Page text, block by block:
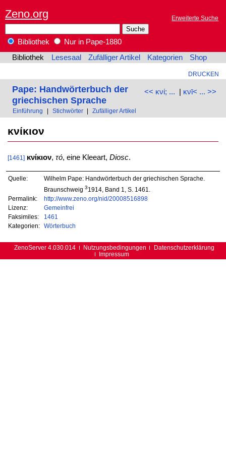
Zeno.org Erweiterte Suche
Bibliothek
Nur in Pape-1880
Bibliothek
Lesesaal Zufälliger Artikel Kategorien Shop
DRUCKEN
<< κνί; ... | κνῑ< ... >>
Pape: Handwörterbuch der
griechischen Sprache
Einführung Stichwörter Zufälliger Artikel
κνίκιον
[1461] κνίκιον, τό, eine Kleeart, Diosc.
Quelle:
Wilhelm Pape: Handwörterbuch der griechischen Sprache.
Braunschweig 31914, Band 1, S. 1461.
Permalink:
http://www.zeno.org/nid/20008516898
Lizenz:
Gemeinfrei
Faksimiles:
1461
Kategorien:
Wörterbuch
ZenoServer 4.030.014 Nutzungsbedingungen
Datenschutzerklärung
Impressum